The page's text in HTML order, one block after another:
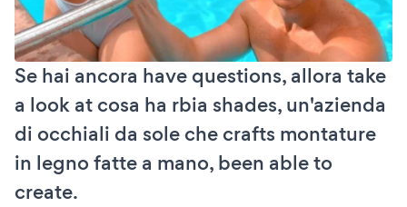
Se hai ancora have questions, allora take
a look at cosa ha rbia shades, un'azienda
di occhiali da sole che crafts montature
in legno fatte a mano, been able to
create.